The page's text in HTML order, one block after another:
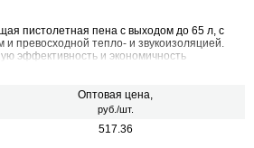
пистолетная пена с выходом до 65 л, с
превосходной тепло- и звукоизоляцией.
эффективность и экономичность
Оптовая цена,
руб./шт.
517.36